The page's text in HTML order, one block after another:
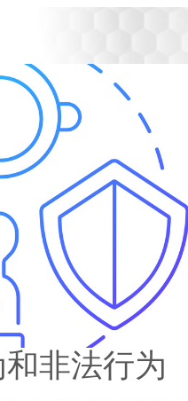
非法行为